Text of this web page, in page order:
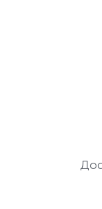
УСЛУГИ ДЛЯ
Юридические